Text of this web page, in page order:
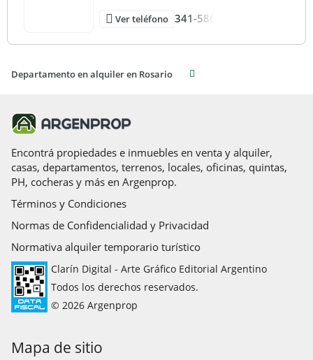
Ver teléfono 341-586
Departamento en alquiler en Rosario
Encontrá propiedades e inmuebles en venta y alquiler,
casas, departamentos, terrenos, locales, oficinas, quintas,
PH, cocheras y más en Argenprop.
Términos y Condiciones
Normas de Confidencialidad y Privacidad
Normativa alquiler temporario turístico
Clarín Digital - Arte Gráfico Editorial Argentino
Todos los derechos reservados.
© 2026 Argenprop
Mapa de sitio